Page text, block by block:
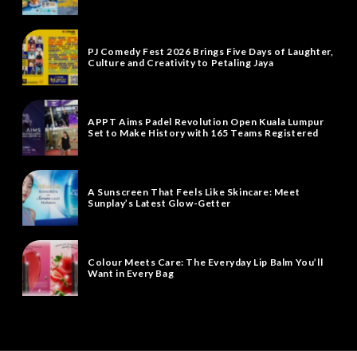
PJ Comedy Fest 2026 Brings Five Days of Laughter,
Culture and Creativity to Petaling Jaya
APPT Aims Padel Revolution Open Kuala Lumpur
Set to Make History with 165 Teams Registered
A Sunscreen That Feels Like Skincare: Meet
Sunplay’s Latest Glow-Getter
Colour Meets Care: The Everyday Lip Balm You’ll
Want in Every Bag